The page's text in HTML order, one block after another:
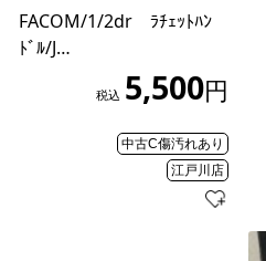
FACOM/1/2dr ﾗﾁｪｯﾄﾊﾝ
ﾄﾞﾙ/J…
税込 5,500円
中古C傷汚れあり
江戸川店